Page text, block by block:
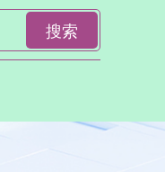
搜索